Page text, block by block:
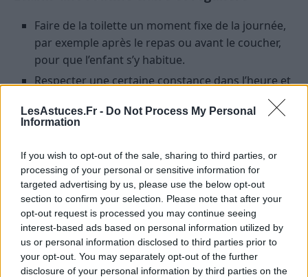
LesAstuces.Fr - Do Not Process My Personal
Information
If you wish to opt-out of the sale, sharing to third parties, or
processing of your personal or sensitive information for
targeted advertising by us, please use the below opt-out
section to confirm your selection. Please note that after your
opt-out request is processed you may continue seeing
interest-based ads based on personal information utilized by
us or personal information disclosed to third parties prior to
your opt-out. You may separately opt-out of the further
disclosure of your personal information by third parties on the
Faire de la toilette un moment fixe de la journée,
par exemple après le repas ou avant le coucher,
pour que l’enfant s’y habitue.
Respecter une certaine constance dans l’heure et
fonctionne pas immédiatement.
Féliciter l’enfant chaque fois qu’il accepte de se
laver, en lui montrant qu’on apprécie ses efforts.
Mettre en place un système de petites
récompenses, comme un stickers ou un temps
supplémentaire pour jouer, pour encourager la
coopération.